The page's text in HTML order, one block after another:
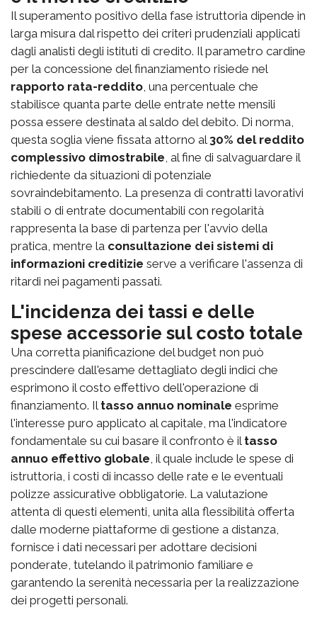
Il superamento positivo della fase istruttoria dipende in
larga misura dal rispetto dei criteri prudenziali applicati
dagli analisti degli istituti di credito. Il parametro cardine
per la concessione del finanziamento risiede nel
rapporto rata-reddito , una percentuale che
stabilisce quanta parte delle entrate nette mensili
possa essere destinata al saldo del debito. Di norma,
questa soglia viene fissata attorno al 30% del reddito
complessivo dimostrabile , al fine di salvaguardare il
richiedente da situazioni di potenziale
sovraindebitamento. La presenza di contratti lavorativi
stabili o di entrate documentabili con regolarità
rappresenta la base di partenza per l'avvio della
pratica, mentre la consultazione dei sistemi di
informazioni creditizie serve a verificare l'assenza di
ritardi nei pagamenti passati.
L'incidenza dei tassi e delle
spese accessorie sul costo totale
Una corretta pianificazione del budget non può
prescindere dall'esame dettagliato degli indici che
esprimono il costo effettivo dell'operazione di
finanziamento. Il tasso annuo nominale esprime
l'interesse puro applicato al capitale, ma l'indicatore
fondamentale su cui basare il confronto è il tasso
annuo effettivo globale , il quale include le spese di
istruttoria, i costi di incasso delle rate e le eventuali
polizze assicurative obbligatorie. La valutazione
attenta di questi elementi, unita alla flessibilità offerta
dalle moderne piattaforme di gestione a distanza,
fornisce i dati necessari per adottare decisioni
ponderate, tutelando il patrimonio familiare e
garantendo la serenità necessaria per la realizzazione
dei progetti personali.